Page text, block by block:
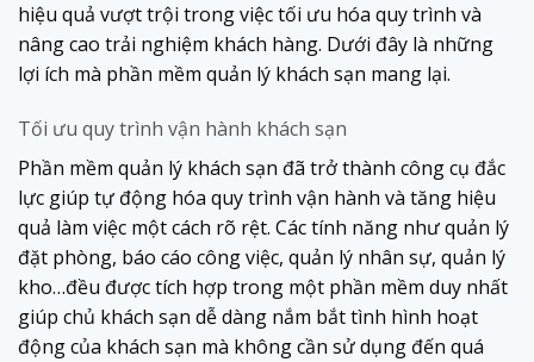
hiệu quả vượt trội trong việc tối ưu hóa quy trình và
nâng cao trải nghiệm khách hàng. Dưới đây là những
lợi ích mà phần mềm quản lý khách sạn mang lại.
Tối ưu quy trình vận hành khách sạn
Phần mềm quản lý khách sạn đã trở thành công cụ đắc
lực giúp tự động hóa quy trình vận hành và tăng hiệu
quả làm việc một cách rõ rệt. Các tính năng như quản lý
đặt phòng, báo cáo công việc, quản lý nhân sự, quản lý
kho…đều được tích hợp trong một phần mềm duy nhất
giúp chủ khách sạn dễ dàng nắm bắt tình hình hoạt
động của khách sạn mà không cần sử dụng đến quá